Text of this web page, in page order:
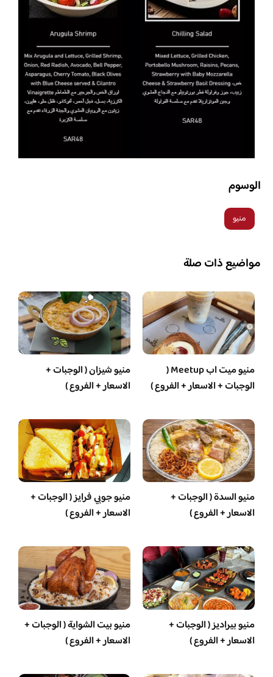
الوسوم
منيو
مواضيع ذات صلة
منيو ميت اب Meetup (
الوجبات + الاسعار + الفروع )
منيو شيزان ( الوجبات +
الاسعار + الفروع )
منيو السدة ( الوجبات +
الاسعار + الفروع )
منيو جوبي فرايز ( الوجبات +
الاسعار + الفروع )
منيو بيراديز ( الوجبات +
الاسعار + الفروع )
منيو بيت الشواية ( الوجبات +
الاسعار + الفروع )